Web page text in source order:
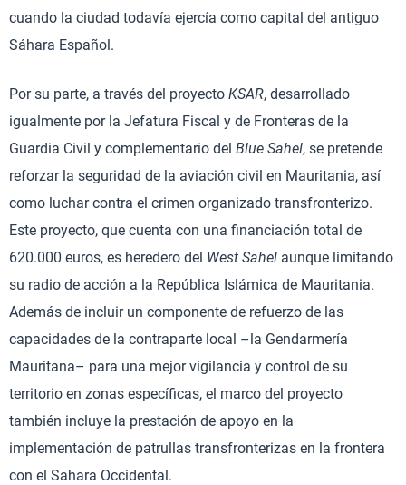
cuando la ciudad todavía ejercía como capital del antiguo
Sáhara Español.
Por su parte, a través del proyecto KSAR, desarrollado
igualmente por la Jefatura Fiscal y de Fronteras de la
Guardia Civil y complementario del Blue Sahel, se pretende
reforzar la seguridad de la aviación civil en Mauritania, así
como luchar contra el crimen organizado transfronterizo.
Este proyecto, que cuenta con una financiación total de
620.000 euros, es heredero del West Sahel aunque limitando
su radio de acción a la República Islámica de Mauritania.
Además de incluir un componente de refuerzo de las
capacidades de la contraparte local –la Gendarmería
Mauritana– para una mejor vigilancia y control de su
territorio en zonas específicas, el marco del proyecto
también incluye la prestación de apoyo en la
implementación de patrullas transfronterizas en la frontera
con el Sahara Occidental.